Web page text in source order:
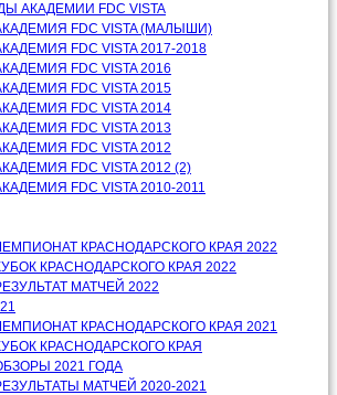
АКАДЕМИИ FDC VISTA
FDC VISTA (МАЛЫШИ)
FDC VISTA 2017-2018
FDC VISTA 2016
FDC VISTA 2015
FDC VISTA 2014
FDC VISTA 2013
FDC VISTA 2012
FDC VISTA 2012 (2)
FDC VISTA 2010-2011
КРАСНОДАРСКОГО КРАЯ 2022
КРАСНОДАРСКОГО КРАЯ 2022
МАТЧЕЙ 2022
КРАСНОДАРСКОГО КРАЯ 2021
КРАСНОДАРСКОГО КРАЯ
2021 ГОДА
МАТЧЕЙ 2020-2021